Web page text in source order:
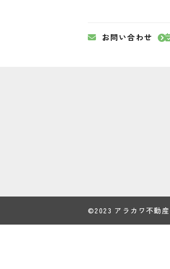
お問い合わせ
©2023 アラカワ不動産